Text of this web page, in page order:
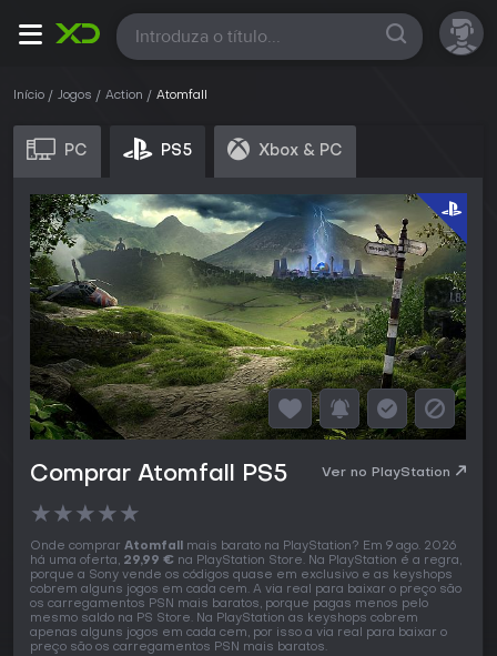
Todas
Início Jogos Action Atomfall
PC PS5 Xbox & PC
Comprar Atomfall PS5 Ver no PlayStation
★★★★★
Onde comprar Atomfall mais barato na PlayStation? Em 9 ago. 2026
há uma oferta, 29,99 € na PlayStation Store. Na PlayStation é a regra,
porque a Sony vende os códigos quase em exclusivo e as keyshops
cobrem alguns jogos em cada cem. A via real para baixar o preço são
os carregamentos PSN mais baratos, porque pagas menos pelo
mesmo saldo na PS Store. Na PlayStation as keyshops cobrem
apenas alguns jogos em cada cem, por isso a via real para baixar o
preço são os carregamentos PSN mais baratos.